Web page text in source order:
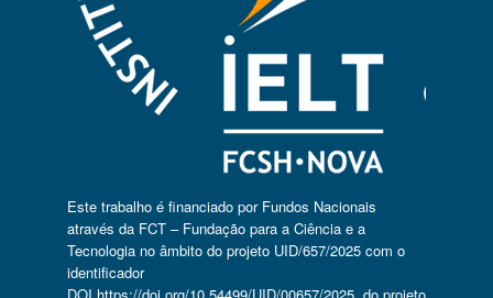
Este trabalho é financiado por Fundos Nacionais
através da FCT – Fundação para a Ciência e a
Tecnologia no âmbito do projeto UID/657/2025 com o
identificador